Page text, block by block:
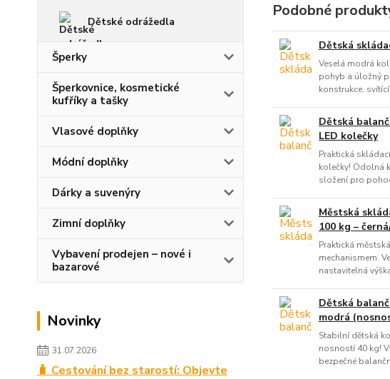
Dětské odrážedla
Šperky
Šperkovnice, kosmetické
kufříky a tašky
Vlasové doplňky
Módní doplňky
Dárky a suvenýry
Zimní doplňky
Vybavení prodejen – nové i
bazarové
Novinky
31.07.2026
🧳 Cestování bez starostí: Objevte
Podobné
Dětská
Veselá modrá
pohyb a úložný
konstrukce,
Dětská
LED kolečky
Praktická
kolečky! Odolná
složení pro
Městská
100 kg –
Praktická
mechanismem.
nastavitelná
Dětská
modrá
Stabilní dětská
nosností 40 kg!
bezpečné